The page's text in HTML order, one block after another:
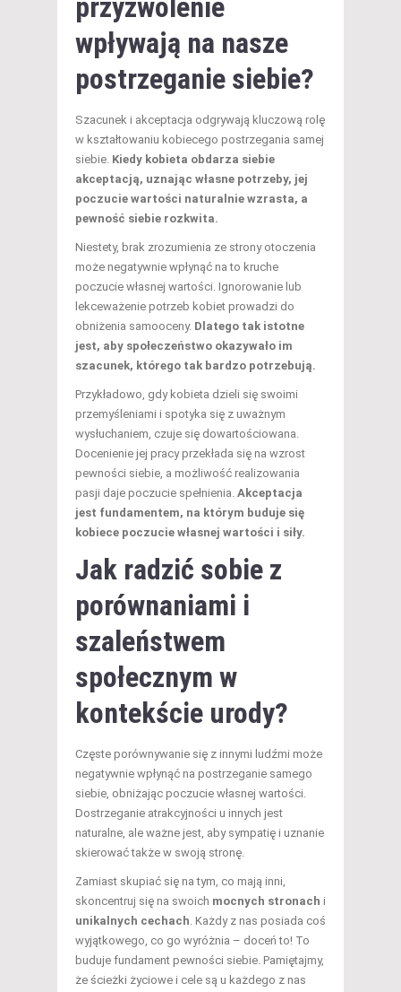
przyzwolenie
wpływają na nasze
postrzeganie siebie?
Szacunek i akceptacja odgrywają kluczową rolę
w kształtowaniu kobiecego postrzegania samej
siebie. Kiedy kobieta obdarza siebie
akceptacją, uznając własne potrzeby, jej
poczucie wartości naturalnie wzrasta, a
pewność siebie rozkwita.
Niestety, brak zrozumienia ze strony otoczenia
może negatywnie wpłynąć na to kruche
poczucie własnej wartości. Ignorowanie lub
lekceważenie potrzeb kobiet prowadzi do
obniżenia samooceny. Dlatego tak istotne
jest, aby społeczeństwo okazywało im
szacunek, którego tak bardzo potrzebują.
Przykładowo, gdy kobieta dzieli się swoimi
przemyśleniami i spotyka się z uważnym
wysłuchaniem, czuje się dowartościowana.
Docenienie jej pracy przekłada się na wzrost
pewności siebie, a możliwość realizowania
pasji daje poczucie spełnienia. Akceptacja
jest fundamentem, na którym buduje się
kobiece poczucie własnej wartości i siły.
Jak radzić sobie z
porównaniami i
szaleństwem
społecznym w
kontekście urody?
Częste porównywanie się z innymi ludźmi może
negatywnie wpłynąć na postrzeganie samego
siebie, obniżając poczucie własnej wartości.
Dostrzeganie atrakcyjności u innych jest
naturalne, ale ważne jest, aby sympatię i uznanie
skierować także w swoją stronę.
Zamiast skupiać się na tym, co mają inni,
skoncentruj się na swoich mocnych stronach i
unikalnych cechach. Każdy z nas posiada coś
wyjątkowego, co go wyróżnia – doceń to! To
buduje fundament pewności siebie. Pamiętajmy,
że ścieżki życiowe i cele są u każdego z nas